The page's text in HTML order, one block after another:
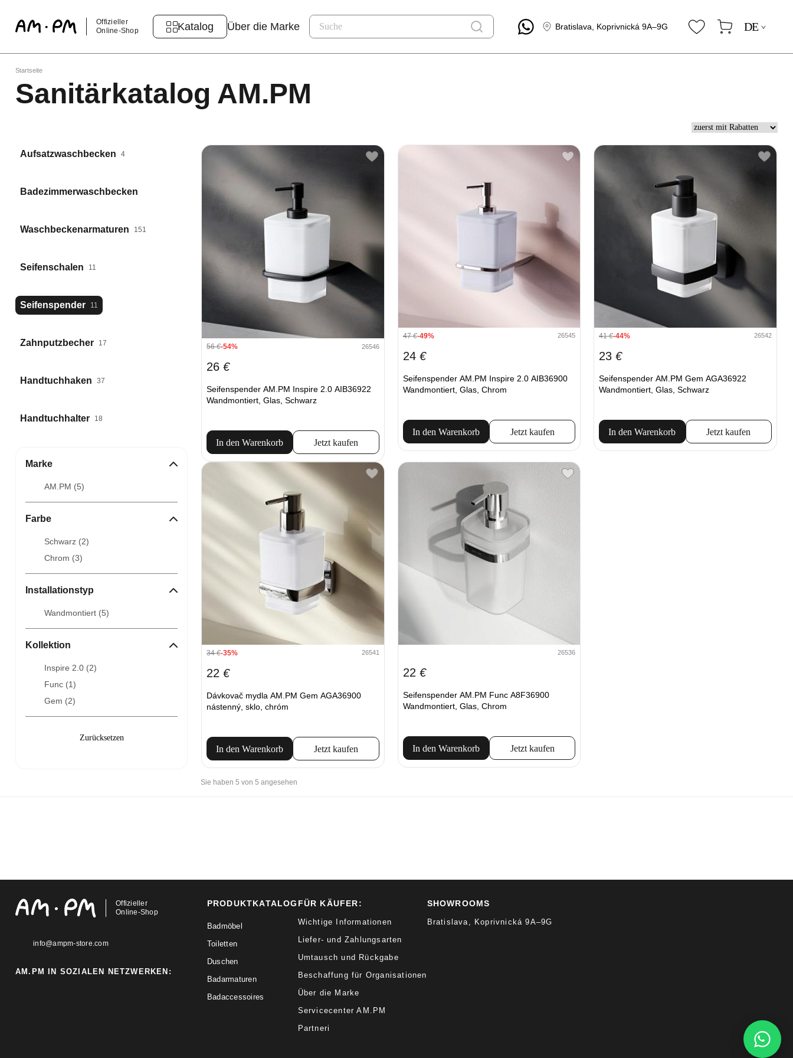
Offizieller
Online-Shop
Katalog Über die Marke Bratislava, Koprivnická 9A–9G DE
Startseite
Sanitärkatalog AM.PM
Aufsatzwaschbecken 4
Badezimmerwaschbecken
Waschbeckenarmaturen 151
Seifenschalen 11
Seifenspender 11
Zahnputzbecher 17
Handtuchhaken 37
Handtuchhalter 18
Marke
AM.PM (5)
Farbe
Schwarz (2)
Chrom (3)
Installationstyp
Wandmontiert (5)
Kollektion
Inspire 2.0 (2)
Func (1)
Gem (2)
56€-54% 26546
26 €
Seifenspender AM.PM Inspire 2.0 AIB36922
Wandmontiert, Glas, Schwarz
In den Warenkorb Jetzt kaufen
47€-49% 26545
24 €
Seifenspender AM.PM Inspire 2.0 AIB36900
Wandmontiert, Glas, Chrom
In den Warenkorb Jetzt kaufen
41€-44% 26542
23€
Seifenspender AM.PM Gem AGA36922
Wandmontiert, Glas, Schwarz
In den Warenkorb Jetzt kaufen
34€-35% 26541
22 €
Dávkovač mydla AM.PM Gem AGA36900
nástenný, sklo, chróm
In den Warenkorb Jetzt kaufen
26536
22 €
Seifenspender AM.PM Func A8F36900
Wandmontiert, Glas, Chrom
In den Warenkorb Jetzt kaufen
Sie haben 5 von 5 angesehen
Offizieller
Online-Shop
info@ampm-store.com
AM.PM IN SOZIALEN NETZWERKEN:
PRODUKTKATALOG
Badmöbel
Toiletten
Duschen
Badarmaturen
Badaccessoires
FÜR KÄUFER:
Wichtige Informationen
Liefer- und Zahlungsarten
Umtausch und Rückgabe
Beschaffung für Organisationen
Über die Marke
Servicecenter AM.PM
Partneri
SHOWROOMS
Bratislava, Koprivnická 9A–9G